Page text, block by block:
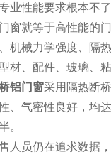
业性能要求根本不
窗就等于高性能的门
机械力学强度、隔
材、配件、玻璃、
铝门窗采用隔热断
、气密性良好，均
。
人员仍在追求数据